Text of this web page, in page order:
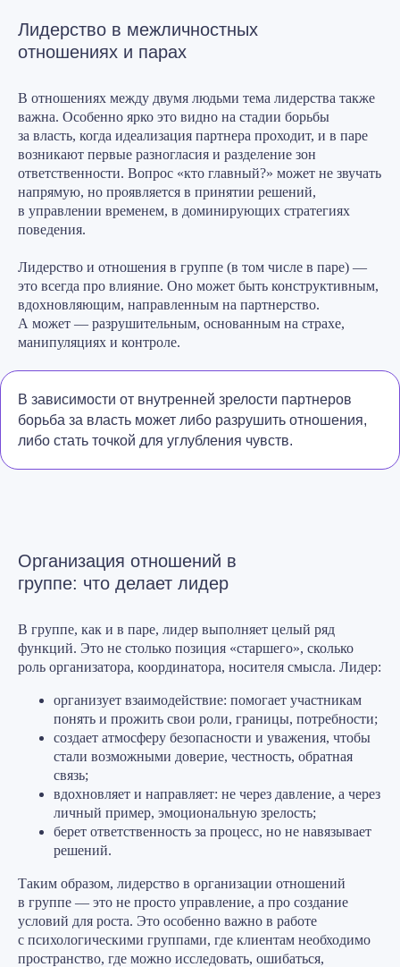
Лидерство в межличностных
отношениях и парах
В отношениях между двумя людьми тема лидерства также
важна. Особенно ярко это видно на стадии борьбы
за власть, когда идеализация партнера проходит, и в паре
возникают первые разногласия и разделение зон
ответственности. Вопрос «кто главный?» может не звучать
напрямую, но проявляется в принятии решений,
в управлении временем, в доминирующих стратегиях
поведения.
Лидерство и отношения в группе (в том числе в паре) —
это всегда про влияние. Оно может быть конструктивным,
вдохновляющим, направленным на партнерство.
А может — разрушительным, основанным на страхе,
манипуляциях и контроле.
В зависимости от внутренней зрелости партнеров
борьба за власть может либо разрушить отношения,
либо стать точкой для углубления чувств.
Организация отношений в
группе: что делает лидер
В группе, как и в паре, лидер выполняет целый ряд
функций. Это не столько позиция «старшего», сколько
роль организатора, координатора, носителя смысла. Лидер:
организует взаимодействие: помогает участникам
понять и прожить свои роли, границы, потребности;
создает атмосферу безопасности и уважения, чтобы
стали возможными доверие, честность, обратная
связь;
вдохновляет и направляет: не через давление, а через
личный пример, эмоциональную зрелость;
берет ответственность за процесс, но не навязывает
решений.
Таким образом, лидерство в организации отношений
в группе — это не просто управление, а про создание
условий для роста. Это особенно важно в работе
с психологическими группами, где клиентам необходимо
пространство, где можно исследовать, ошибаться,
Поделиться статьей: